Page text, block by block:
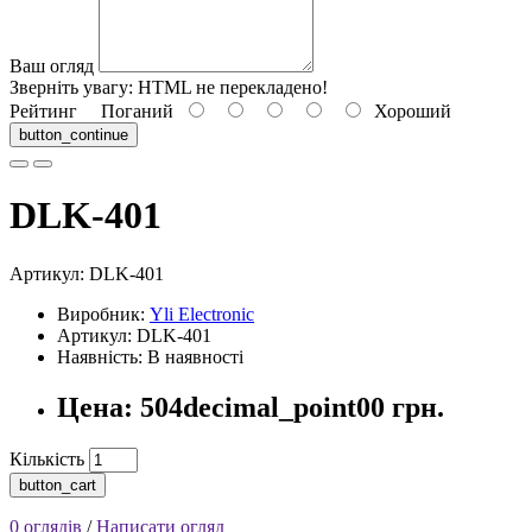
Ваш огляд
Зверніть увагу: HTML не перекладено!
Рейтинг Поганий Хороший
button_continue
DLK-401
Артикул: DLK-401
Виробник: Yli Electronic
Артикул: DLK-401
Наявність: В наявності
Цена: 504decimal_point00 грн.
Кількість
button_cart
0 оглядів /Написати огляд